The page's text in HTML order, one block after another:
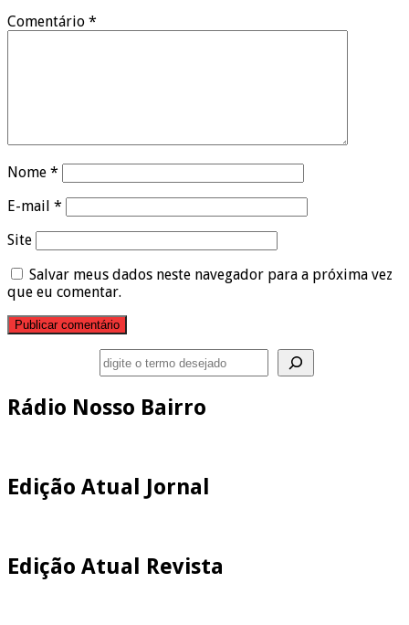
Comentário *
Nome *
E-mail *
Site
Salvar meus dados neste navegador para a próxima vez
que eu comentar.
Rádio Nosso Bairro
Edição Atual Jornal
Edição Atual Revista